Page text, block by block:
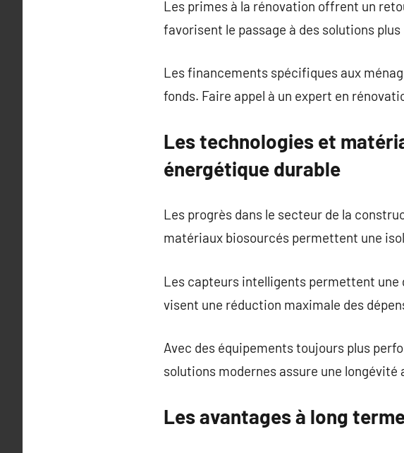
Les primes à la rénovation offrent un
favorisent le passage à des solutions
Les financements spécifiques aux
fonds. Faire appel à un expert en
Les technologies et
énergétique durable
Les progrès dans le secteur de la
matériaux biosourcés permettent une
Les capteurs intelligents permettent une
visent une réduction maximale des
Avec des équipements toujours plus
solutions modernes assure une
Les avantages à long